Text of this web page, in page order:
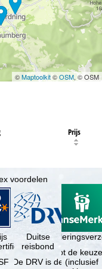
©Maptoolkit©OSM, © OSM
Prijs
voordelen
Duitse
reisbond
De DRV is de
Je hebt de
(inclusief